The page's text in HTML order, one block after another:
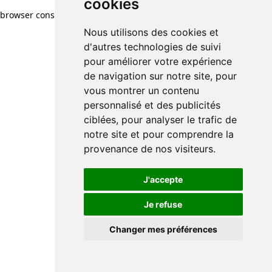
cookies
Nous utilisons des cookies et
d'autres technologies de suivi
pour améliorer votre expérience
de navigation sur notre site, pour
vous montrer un contenu
personnalisé et des publicités
ciblées, pour analyser le trafic de
notre site et pour comprendre la
provenance de nos visiteurs.
J'accepte
Je refuse
Changer mes préférences
browser console for more information)